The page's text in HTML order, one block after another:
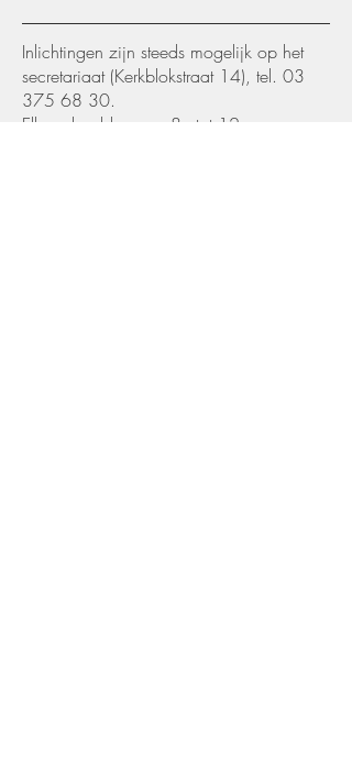
Inlichtingen zijn steeds mogelijk op het
secretariaat (Kerkblokstraat 14), tel. 03
375 68 30.
Elke schooldag van 8u tot 12u en van